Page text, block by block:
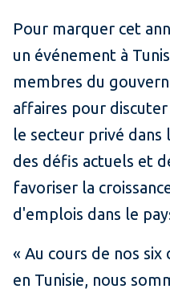
Pour marquer cet
un événement à
membres du
affaires pour
le secteur privé dans
des défis actuels et
favoriser la
d'emplois dans le
« Au cours de nos six
en Tunisie, nous